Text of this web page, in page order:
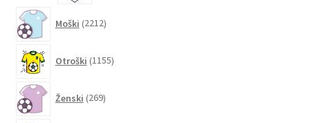
Moški 2212izdelkov
Otroški 1155izdelkov
Ženski 269izdelkov